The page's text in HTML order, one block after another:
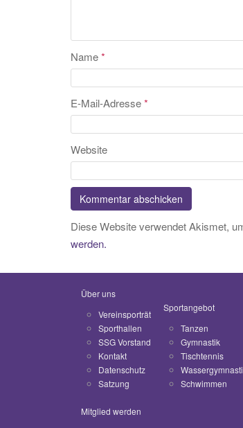
Name*
E-Mail-Adresse*
Website
Diese Website verwendet Akismet,
werden.
Über uns
Vereinsporträt
Sporthallen
SSG Vorstand
Kontakt
Datenschutz
Satzung
Sportangebot
Tanzen
Gymnastik
Tischtennis
Schwimmen
Mitglied werden